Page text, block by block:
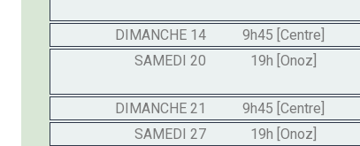
DIMANCHE 14 9h45 [Centre]
SAMEDI 20
19h [Onoz]
DIMANCHE 21
9h45 [Centre]
SAMEDI 27
19h [Onoz]